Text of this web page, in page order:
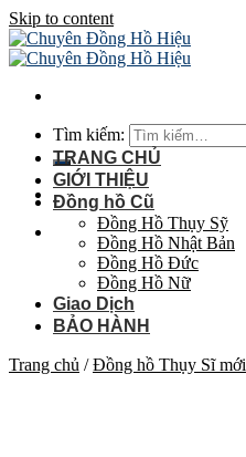
Skip to content
Tìm kiếm:
TRANG CHỦ
GIỚI THIỆU
Đồng hồ Cũ
Đồng Hồ Thụy Sỹ
Đồng Hồ Nhật Bản
Đồng Hồ Đức
Đồng Hồ Nữ
Giao Dịch
BẢO HÀNH
Trang chủ / Đồng hồ Thụy Sĩ mới